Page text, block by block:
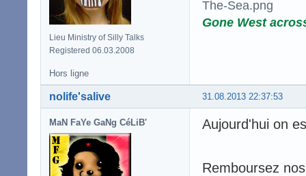
Lieu Ministry of Silly Talks
Registered 06.03.2008
Gone West
Hors ligne
31.08.2013 22:37:53
nolife'salive
MaN FaYe GaNg CéLiB' Aujourd'hui on
Remboursez